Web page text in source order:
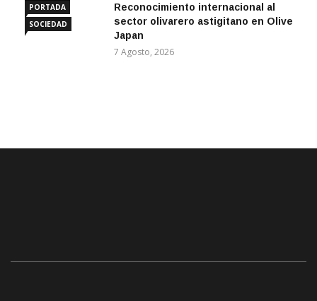
PORTADA
SOCIEDAD
Reconocimiento internacional al
sector olivarero astigitano en Olive
Japan
7 Agosto, 2026